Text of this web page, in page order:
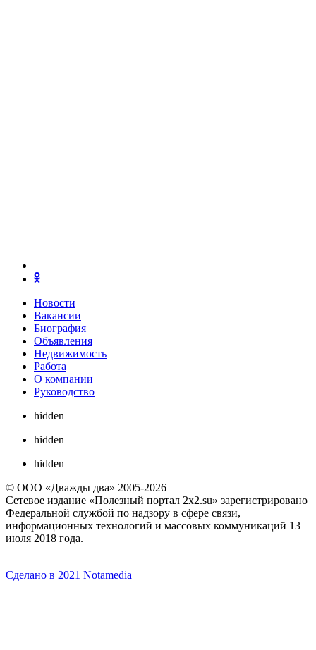
Новости
Вакансии
Биография
Объявления
Недвижимость
Работа
О компании
Руководство
hidden
hidden
hidden
© ООО «Дважды два» 2005-2026
Сетевое издание «Полезный портал 2x2.su» зарегистрировано
Федеральной службой по надзору в сфере связи,
информационных технологий и массовых коммуникаций 13
июля 2018 года.
Сделано в 2021 Notamedia